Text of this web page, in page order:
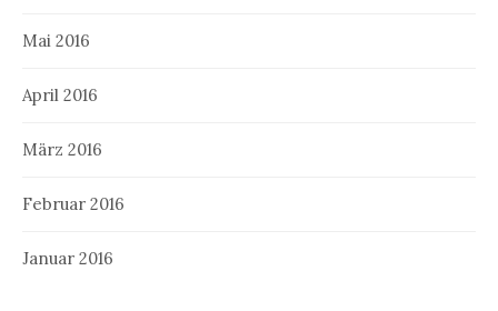
Mai 2016
April 2016
März 2016
Februar 2016
Januar 2016